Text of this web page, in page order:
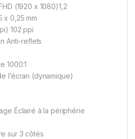
(1920 x 1080)1,2
x 0,25 mm
102 ppi
Anti-reflets
1000:1
l’écran (dynamique)
Éclairé à la périphérie
sur 3 côtés